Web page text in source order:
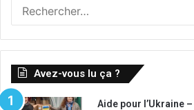
Avez-vous lu ça ?
Aide pour l’Ukraine